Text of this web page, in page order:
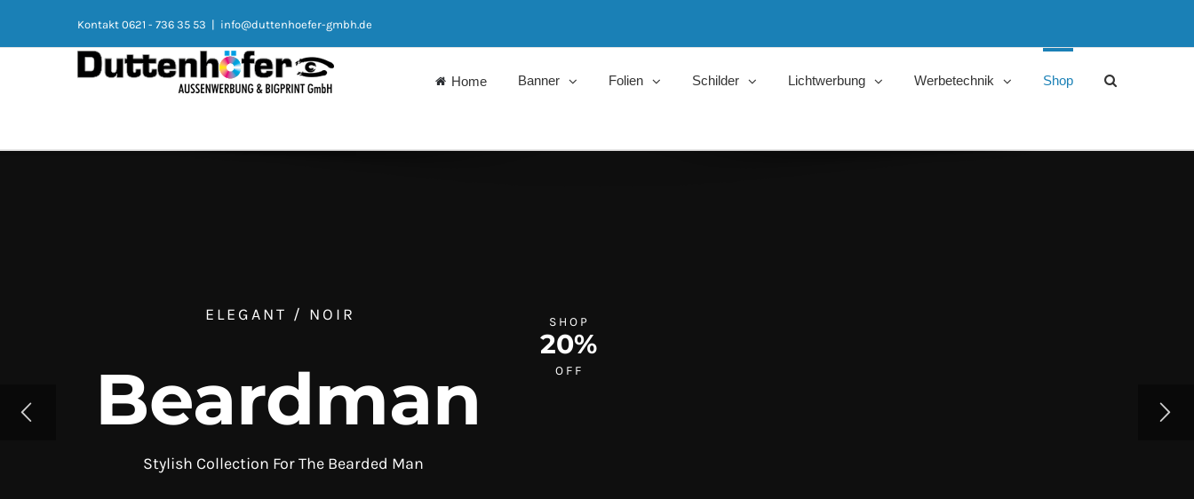
Kontakt 0621 - 736 35 53 | info@duttenhoefer-gmbh.de
Home Banner Folien Schilder Lichtwerbung Werbetechnik Shop
Beardman
Stylish Collection For The Bearded Man
SHOP
20%
OFF
ELEGANT / NOIR